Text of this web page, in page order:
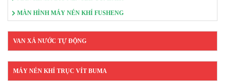
MÀN HÌNH MÁY NÉN KHÍ FUSHENG
VAN XẢ NƯỚC TỰ ĐỘNG
MÁY NÉN KHÍ TRỤC VÍT BUMA